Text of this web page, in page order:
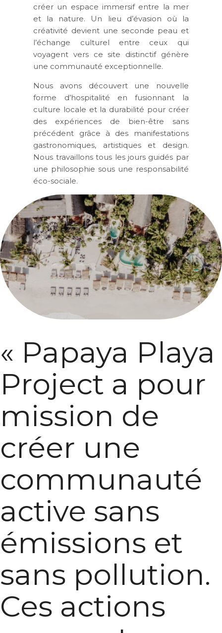
créer un espace immersif entre la mer
et la nature. Un lieu d’évasion où la
créativité devient une seconde peau et
l’échange culturel entre ceux qui
voyagent vers ce site distinctif génère
une communauté exceptionnelle.
Nous avons découvert une nouvelle
forme d’hospitalité en fusionnant la
culture locale et la durabilité pour créer
des expériences de bien-être sans
précédent grâce à des manifestations
gastronomiques, artistiques et design.
Nous travaillons tous les jours guidés par
une philosophie sous une responsabilité
éco-sociale.
« Papaya Playa
Project a pour
mission de
créer une
communauté
active sans
émissions et
sans pollution.
Ces actions